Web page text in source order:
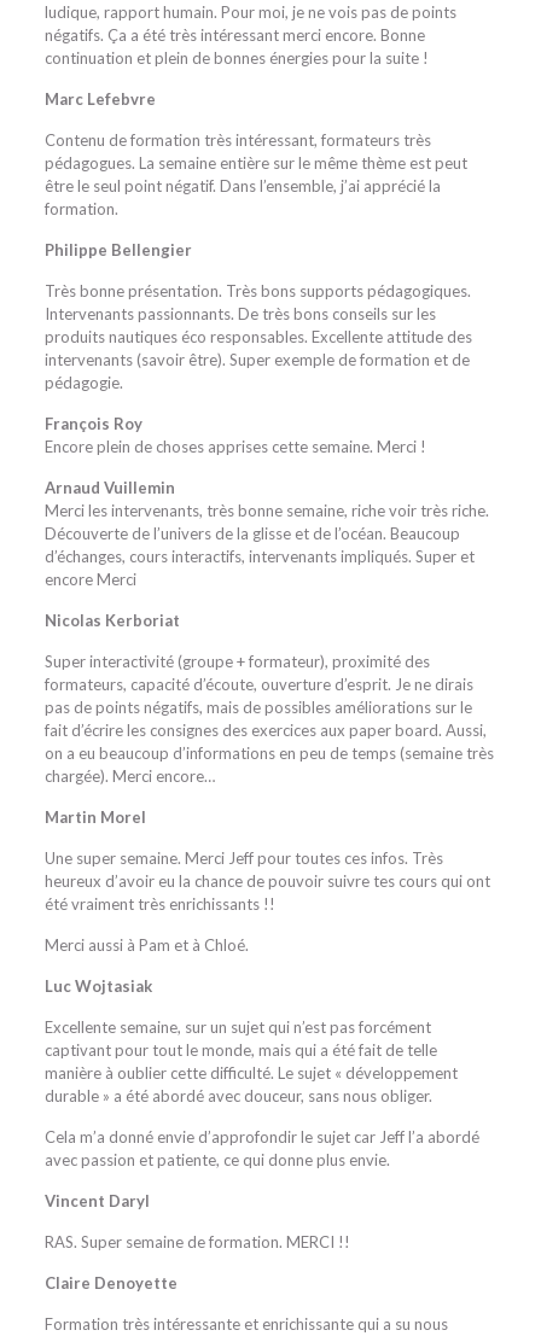
ludique, rapport humain. Pour moi, je ne vois pas de points
négatifs. Ça a été très intéressant merci encore. Bonne
continuation et plein de bonnes énergies pour la suite !
Marc Lefebvre
Contenu de formation très intéressant, formateurs très
pédagogues. La semaine entière sur le même thème est peut
être le seul point négatif. Dans l’ensemble, j’ai apprécié la
formation.
Philippe Bellengier
Très bonne présentation. Très bons supports pédagogiques.
Intervenants passionnants. De très bons conseils sur les
produits nautiques éco responsables. Excellente attitude des
intervenants (savoir être). Super exemple de formation et de
pédagogie.
François Roy
Encore plein de choses apprises cette semaine. Merci !
Arnaud Vuillemin
Merci les intervenants, très bonne semaine, riche voir très riche.
Découverte de l’univers de la glisse et de l’océan. Beaucoup
d’échanges, cours interactifs, intervenants impliqués. Super et
encore Merci
Nicolas Kerboriat
Super interactivité (groupe + formateur), proximité des
formateurs, capacité d’écoute, ouverture d’esprit. Je ne dirais
pas de points négatifs, mais de possibles améliorations sur le
fait d’écrire les consignes des exercices aux paper board. Aussi,
on a eu beaucoup d’informations en peu de temps (semaine très
chargée). Merci encore…
Martin Morel
Une super semaine. Merci Jeff pour toutes ces infos. Très
heureux d’avoir eu la chance de pouvoir suivre tes cours qui ont
été vraiment très enrichissants !!
Merci aussi à Pam et à Chloé.
Luc Wojtasiak
Excellente semaine, sur un sujet qui n’est pas forcément
captivant pour tout le monde, mais qui a été fait de telle
manière à oublier cette difficulté. Le sujet « développement
durable » a été abordé avec douceur, sans nous obliger.
Cela m’a donné envie d’approfondir le sujet car Jeff l’a abordé
avec passion et patiente, ce qui donne plus envie.
Vincent Daryl
RAS. Super semaine de formation. MERCI !!
Claire Denoyette
Formation très intéressante et enrichissante qui a su nous